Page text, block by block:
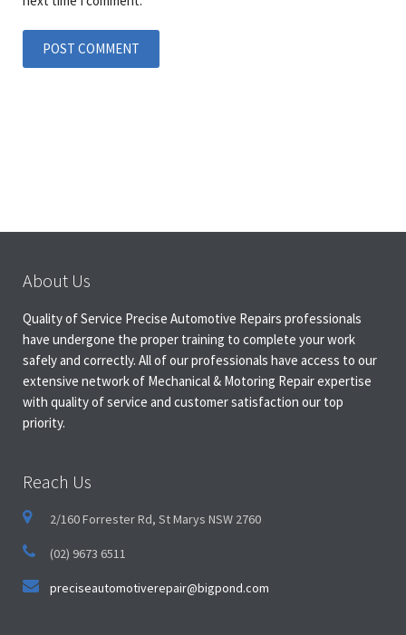
About Us
Quality of Service Precise Automotive Repairs professionals
have undergone the proper training to complete your work
safely and correctly. All of our professionals have access to our
extensive network of Mechanical & Motoring Repair expertise
with quality of service and customer satisfaction our top
priority.
Reach Us
2/160 Forrester Rd, St Marys NSW 2760
(02) 9673 6511
preciseautomotiverepair@bigpond.com